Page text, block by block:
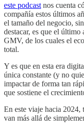
este podcast nos cuenta
compañía estos últimos
el tamaño del negocio,
destacar, es que el
GMV, de los cuales el
total.
Y es que en esta era
única constante (y no
impactar de forma tan
que sostiene el
En este viaje hacia 2024,
van más allá de